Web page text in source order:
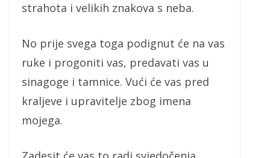
strahota i velikih znakova s neba.
No prije svega toga podignut će na vas
ruke i progoniti vas, predavati vas u
sinagoge i tamnice. Vući će vas pred
kraljeve i upravitelje zbog imena
mojega.